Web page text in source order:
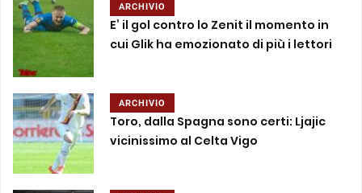
ARCHIVIO
E’ il gol contro lo Zenit il momento in
cui Glik ha emozionato di più i lettori
ARCHIVIO
Toro, dalla Spagna sono certi: Ljajic
vicinissimo al Celta Vigo